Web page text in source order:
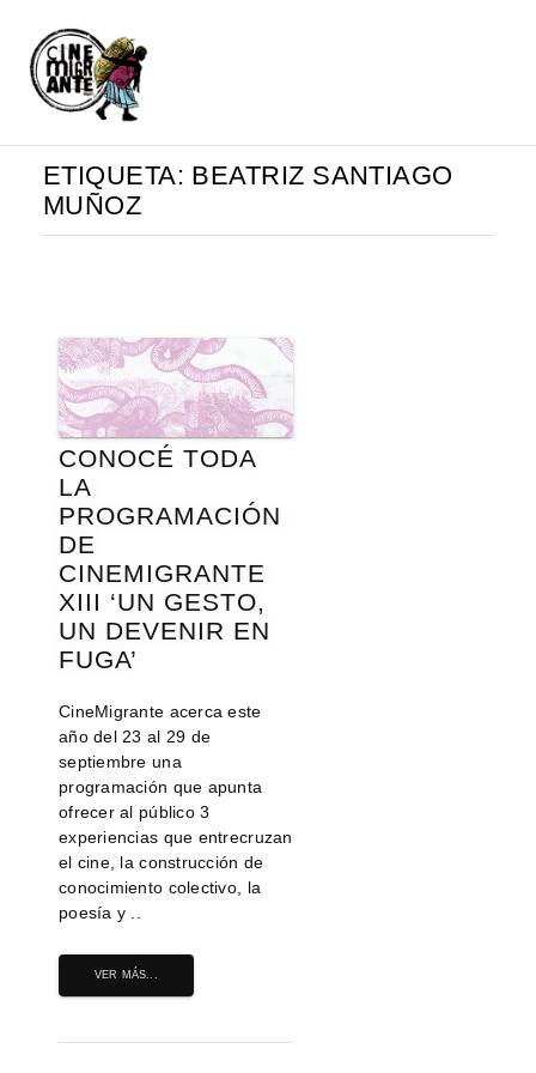
ETIQUETA: BEATRIZ SANTIAGO
MUÑOZ
CONOCÉ TODA
LA
PROGRAMACIÓN
DE
CINEMIGRANTE
XIII ‘UN GESTO,
UN DEVENIR EN
FUGA’
CineMigrante acerca este
año del 23 al 29 de
septiembre una
programación que apunta
ofrecer al público 3
experiencias que entrecruzan
el cine, la construcción de
conocimiento colectivo, la
poesía y ..
VER MÁS...